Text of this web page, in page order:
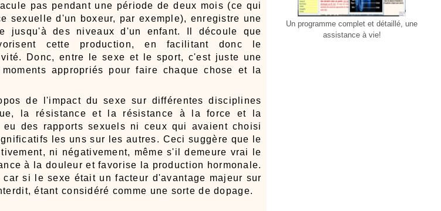
pas pendant une période de deux mois (ce qui
sexuelle d'un boxeur, par exemple), enregistre une
jusqu'à des niveaux d'un enfant. Il découle que
cette production, en facilitant donc le
Donc, entre le sexe et le sport, c'est juste une
appropriés pour faire chaque chose et la
de l'impact du sexe sur différentes disciplines
la résistance et la résistance à la force et la
des rapports sexuels ni ceux qui avaient choisi
les uns sur les autres. Ceci suggère que le
ni négativement, même s'il demeure vrai le
à la douleur et favorise la production hormonale.
si le sexe était un facteur d'avantage majeur sur
étant considéré comme une sorte de dopage.
Un programme complet et détaillé, une
assistance à vie!